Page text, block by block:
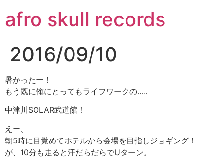
ン
テ
ス
プ
afro skull records
2016/09/10
暑かったー！
もう既に俺にとってもライフワークの…..
中津川SOLAR武道館！
えー、
朝5時に目覚めてホテルから会場を目指しジョギング！
が、10分も走ると汗だらだらでUターン。